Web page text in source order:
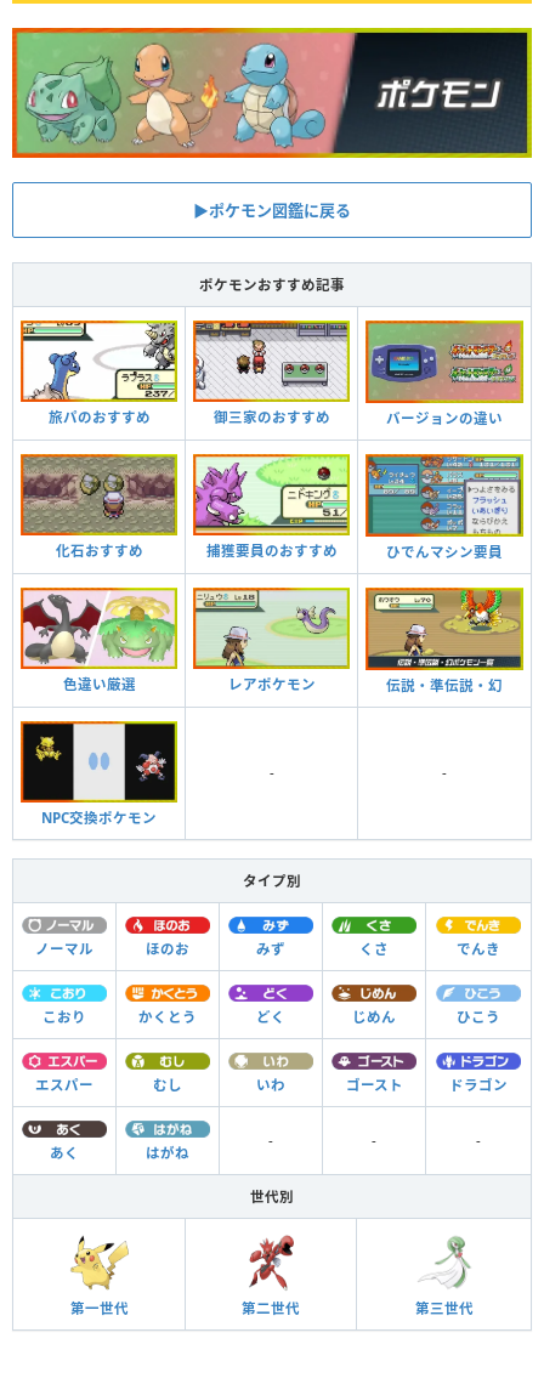
▶︎ポケモン図鑑に戻る
ポケモンおすすめ記事
旅パのおすすめ 御三家のおすすめ バージョンの違い
化石おすすめ 捕獲要員のおすすめ ひでんマシン要員
色違い厳選 レアポケモン 伝説・準伝説・幻
NPC交換ポケモン
- -
タイプ別
ノーマル ほのお みず くさ でんき
こおり かくとう どく じめん ひこう
エスパー むし いわ ゴースト ドラゴン
あく はがね
- - -
世代別
第一世代 第二世代 第三世代